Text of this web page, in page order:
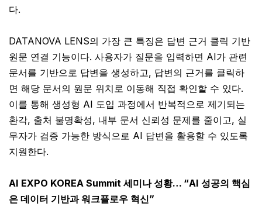
다.
DATANOVA LENS의 가장 큰 특징은 답변 근거 클릭 기반
원문 연결 기능이다. 사용자가 질문을 입력하면 AI가 관련
문서를 기반으로 답변을 생성하고, 답변의 근거를 클릭하
면 해당 문서의 원문 위치로 이동해 직접 확인할 수 있다.
이를 통해 생성형 AI 도입 과정에서 반복적으로 제기되는
환각, 출처 불명확성, 내부 문서 신뢰성 문제를 줄이고, 실
무자가 검증 가능한 방식으로 AI 답변을 활용할 수 있도록
지원한다.
AI EXPO KOREA Summit 세미나 성황… “AI 성공의 핵심
은 데이터 기반과 워크플로우 혁신”